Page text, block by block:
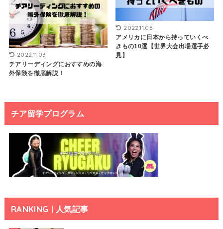
2022.11.03
チアリーディングにおすすめの海
外保険を徹底解説！
2022.11.05
アメリカに日本から持っていくべ
きもの10選【世界大会出場選手必
見】
チア留学プログラム
RANKING | 人気記事